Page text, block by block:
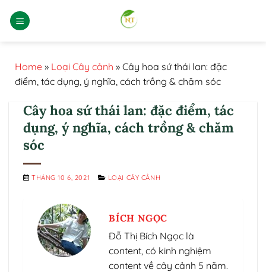
qua
Home » Loại Cây cảnh » Cây hoa sứ thái lan: đặc
điểm, tác dụng, ý nghĩa, cách trồng & chăm sóc
Cây hoa sứ thái lan: đặc điểm, tác
dụng, ý nghĩa, cách trồng & chăm
sóc
THÁNG 10 6, 2021 LOẠI CÂY CẢNH
BÍCH NGỌC
Đỗ Thị Bích Ngọc là
content, có kinh nghiệm
content về cây cảnh 5 năm.